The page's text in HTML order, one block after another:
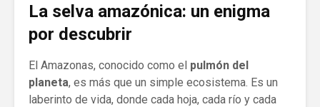
La selva amazónica: un enigma
por descubrir
El Amazonas, conocido como el pulmón del
planeta, es más que un simple ecosistema. Es un
laberinto de vida, donde cada hoja, cada río y cada